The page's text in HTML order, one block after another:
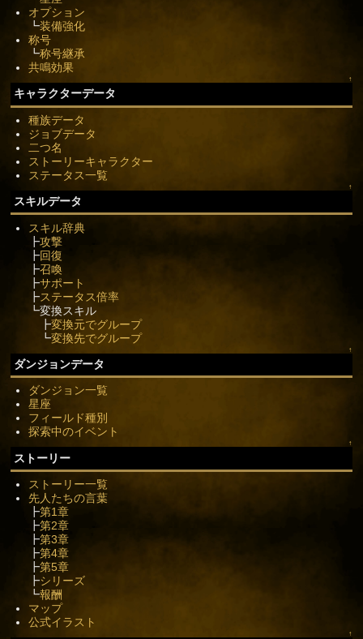
オプション
┗装備強化
称号
┗称号継承
共鳴効果
↑
キャラクターデータ
種族データ
ジョブデータ
二つ名
ストーリーキャラクター
ステータス一覧
↑
スキルデータ
スキル辞典
┣攻撃
┣回復
┣召喚
┣サポート
┣ステータス倍率
┗変換スキル
┣変換元でグループ
┗変換先でグループ
↑
ダンジョンデータ
ダンジョン一覧
星座
フィールド種別
探索中のイベント
↑
ストーリー
ストーリー一覧
先人たちの言葉
┣第1章
┣第2章
┣第3章
┣第4章
┣第5章
┣シリーズ
┗報酬
マップ
公式イラスト
↑